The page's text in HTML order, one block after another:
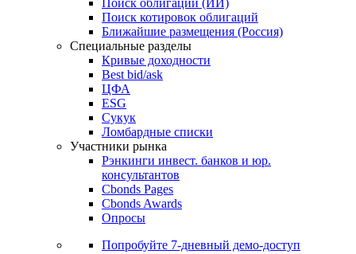
Поиск котировок облигаций
Ближайшие размещения (Россия)
Специальные разделы
Кривые доходности
Best bid/ask
ЦФА
ESG
Сукук
Ломбардные списки
Участники рынка
Рэнкинги инвест. банков и юр.
консультантов
Cbonds Pages
Cbonds Awards
Опросы
Попробуйте 7-дневный демо-доступ